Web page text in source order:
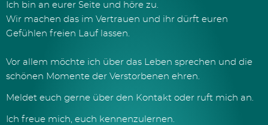
Ich bin an eurer Seite und höre zu.
Wir machen das im Vertrauen und ihr dürft euren
Gefühlen freien Lauf lassen.
Vor allem möchte ich über das Leben sprechen und die
schönen Momente der Verstorbenen ehren.
Meldet euch gerne über den Kontakt oder ruft mich an.
Ich freue mich, euch kennenzulernen.